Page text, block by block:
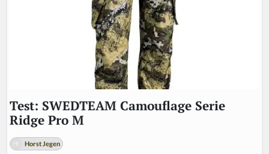
Test: SWEDTEAM Camouflage Serie
Ridge Pro M
Horst Jegen